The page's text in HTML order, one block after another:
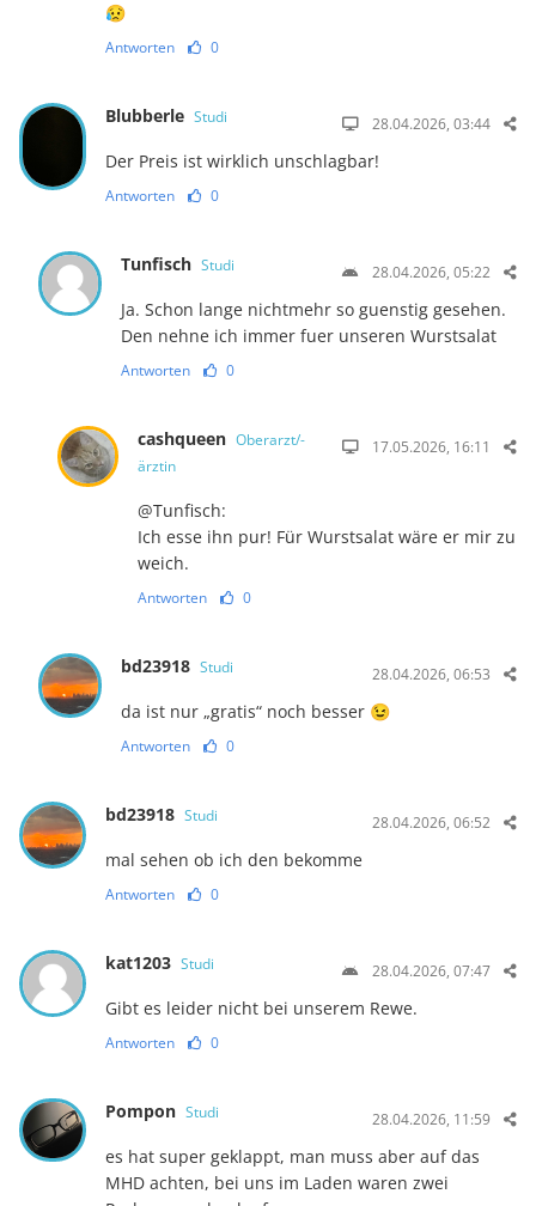
😥
Antworten 0
Blubberle Studi 28.04.2026, 03:44
Der Preis ist wirklich unschlagbar!
Antworten 0
Tunfisch Studi 28.04.2026, 05:22
Ja. Schon lange nichtmehr so guenstig gesehen.
Den nehne ich immer fuer unseren Wurstsalat
Antworten 0
cashqueen Oberarzt/-
ärztin
17.05.2026, 16:11
@Tunfisch:
Ich esse ihn pur! Für Wurstsalat wäre er mir zu
weich.
Antworten 0
bd23918 Studi 28.04.2026, 06:53
da ist nur „gratis“ noch besser 😉
Antworten 0
bd23918 Studi 28.04.2026, 06:52
mal sehen ob ich den bekomme
Antworten 0
kat1203 Studi 28.04.2026, 07:47
Gibt es leider nicht bei unserem Rewe.
Antworten 0
Pompon Studi 28.04.2026, 11:59
es hat super geklappt, man muss aber auf das
MHD achten, bei uns im Laden waren zwei